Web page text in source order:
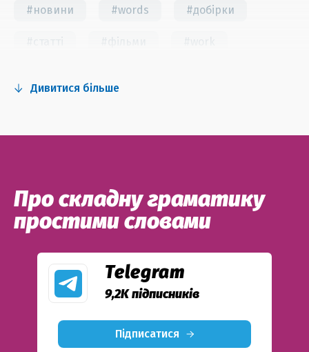
#новини #words #добірки
#grammar #writing #вправи
#тести #книги #instagram
#школа #ігри #business letter
#резюме
#idioms #есе #есе
Дивитися більше
Про складну граматику
простими словами
Telegram
9,2K підписників
Підписатися